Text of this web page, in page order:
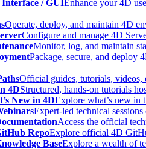
Interface / GUIEnhance your 4D
Operate, deploy, and maintain 4D
Configure and manage 4D
Monitor, log, and maintain
Package, secure, and deploy
Official guides, tutorials, videos,
4DStructured, hands-on tutorials
New in 4DExplore what’s new in
Expert-led technical
Access the official
RepoExplore official 4D
BaseExplore a wealth of